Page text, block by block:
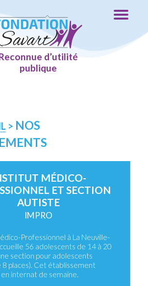
d’utilité
publique
> NOS
MÉDICO-
ET SECTION
AUTISTE
IMPRO
Professionnel à La Neuville-
56 adolescents de 14 à 20
section pour adolescents
8 places). Cet établissement
internat de semaine.